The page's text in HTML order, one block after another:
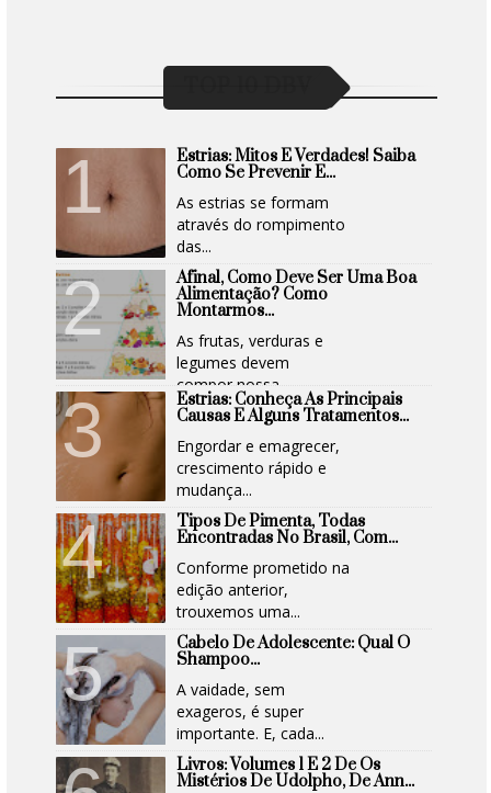
Estrias: Mitos E Verdades! Saiba
Como Se Prevenir E...
As estrias se formam
através do rompimento
das...
Afinal, Como Deve Ser Uma Boa
Alimentação? Como
Montarmos...
As frutas, verduras e
legumes devem
compor nossa...
Estrias: Conheça As Principais
Causas E Alguns Tratamentos...
Engordar e emagrecer,
crescimento rápido e
mudança...
Tipos De Pimenta, Todas
Encontradas No Brasil, Com...
Conforme prometido na
edição anterior,
trouxemos uma...
Cabelo De Adolescente: Qual O
Shampoo...
A vaidade, sem
exageros, é super
importante. E, cada...
Livros: Volumes 1 E 2 De Os
Mistérios De Udolpho, De Ann...